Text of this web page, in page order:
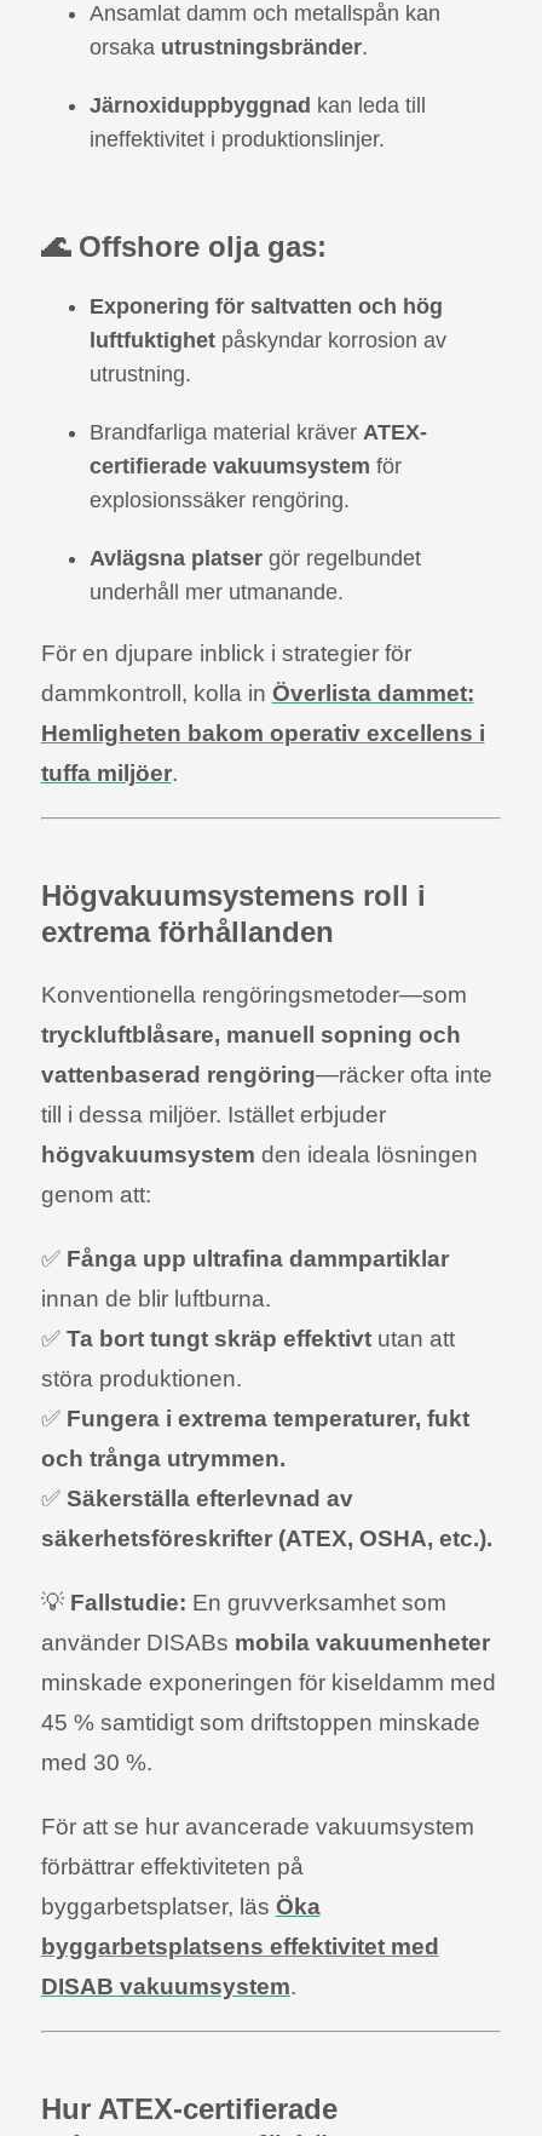
Ansamlat damm och metallspån kan
orsaka utrustningsbränder.
Järnoxiduppbyggnad kan leda till
ineffektivitet i produktionslinjer.
🌊 Offshore olja gas:
Exponering för saltvatten och hög
luftfuktighetpåskyndar korrosion av
utrustning.
Brandfarliga material kräver ATEX-
certifierade vakuumsystem för
explosionssäker rengöring.
Avlägsna platsergör regelbundet
underhåll mer utmanande.
För en djupare inblick i strategier för
dammkontroll, kolla in Överlista dammet:
Hemligheten bakom operativ excellens i
tuffa miljöer.
Högvakuumsystemens roll i
extrema förhållanden
Konventionella rengöringsmetoder—som
tryckluftblåsare, manuell sopning och
vattenbaserad rengöring—räcker ofta inte
till i dessa miljöer. Istället erbjuder
högvakuumsystem den ideala lösningen
genom att:
✅ Fånga upp ultrafina dammpartiklar
innan de blir luftburna.
✅ Ta bort tungt skräp effektivtutan att
störa produktionen.
✅ Fungera i extrema temperaturer, fukt
och trånga utrymmen.
✅ Säkerställa efterlevnad av
säkerhetsföreskrifter (ATEX, OSHA, etc.).
💡 Fallstudie: En gruvverksamhet som
använder DISABs mobila vakuumenheter
minskade exponeringen för kiseldamm med
45 % samtidigt som driftstoppen minskade
med 30 %.
För att se hur avancerade vakuumsystem
förbättrar effektiviteten på
byggarbetsplatser, läs Öka
byggarbetsplatsens effektivitet med
DISAB vakuumsystem.
Hur ATEX-certifierade